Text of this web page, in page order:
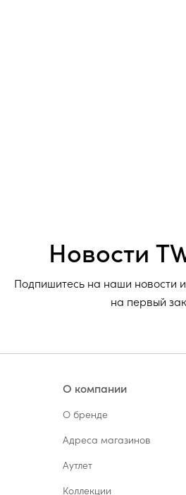
Новости
Подпишитесь на наши новости и
на первый
О компании
О бренде
Адреса магазинов
Аутлет
Коллекции